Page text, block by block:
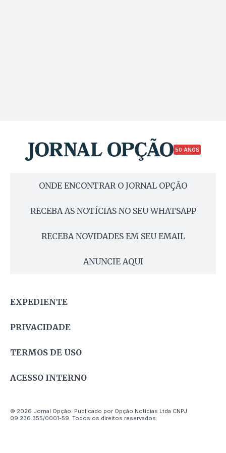
50 ANOS
ONDE ENCONTRAR O JORNAL OPÇÃO
RECEBA AS NOTÍCIAS NO SEU WHATSAPP
RECEBA NOVIDADES EM SEU EMAIL
ANUNCIE AQUI
EXPEDIENTE
PRIVACIDADE
TERMOS DE USO
ACESSO INTERNO
© 2026 Jornal Opção. Publicado por Opção Notícias Ltda CNPJ
09.236.355/0001-59. Todos os direitos reservados.